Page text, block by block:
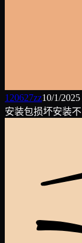
120627zz10/1/2025
安装包损坏安装不